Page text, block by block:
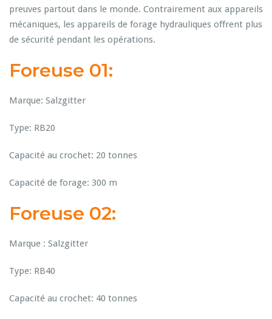
preuves partout dans le monde. Contrairement aux appareils
mécaniques, les appareils de forage hydrauliques offrent plus
de sécurité pendant les opérations.
Foreuse 01:
Marque: Salzgitter
Type: RB20
Capacité au crochet: 20 tonnes
Capacité de forage: 300 m
Foreuse 02:
Marque : Salzgitter
Type: RB40
Capacité au crochet: 40 tonnes